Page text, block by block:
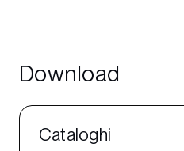
Download
Cataloghi